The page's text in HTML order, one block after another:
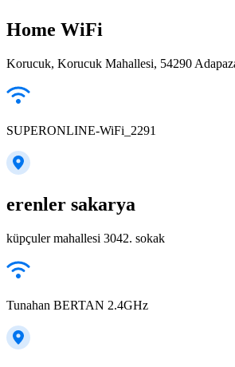
Home WiFi
Korucuk, Korucuk Mahallesi, 54290
SUPERONLINE-WiFi_2291
erenler sakarya
küpçuler mahallesi 3042. sokak
Tunahan BERTAN 2.4GHz